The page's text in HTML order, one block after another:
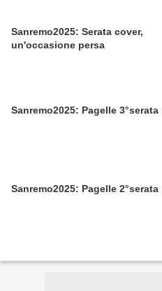
Sanremo2025: Serata cover,
un'occasione persa
Sanremo2025: Pagelle 3°serata
Sanremo2025: Pagelle 2°serata